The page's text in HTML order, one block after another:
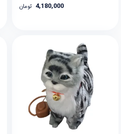
4,180,000 تومان